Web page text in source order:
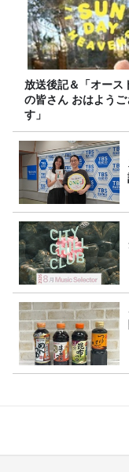
放送後記＆「オース
の皆さん おはようご
す」